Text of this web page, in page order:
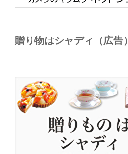
贈り物はシャディ（広告）